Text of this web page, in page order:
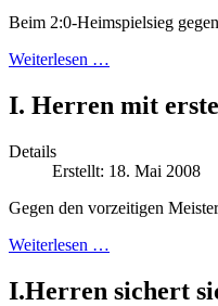
Beim 2:0-Heimspielsieg
Weiterlesen …
I. Herren mit
Details
Erstellt: 18. Mai 2008
Gegen den vorzeitigen
Weiterlesen …
I.Herren sichert